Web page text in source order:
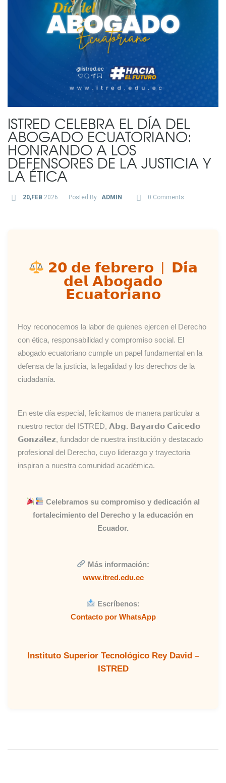
ISTRED CELEBRA EL DÍA DEL
ABOGADO ECUATORIANO:
HONRANDO A LOS
DEFENSORES DE LA JUSTICIA Y
LA ÉTICA
20,FEB 2026 Posted By : ADMIN 0 Comments
𝟮𝟬 𝗱𝗲 𝗳𝗲𝗯𝗿𝗲𝗿𝗼 | 𝗗𝗶́𝗮
𝗱𝗲𝗹 𝗔𝗯𝗼𝗴𝗮𝗱𝗼
𝗘𝗰𝘂𝗮𝘁𝗼𝗿𝗶𝗮𝗻𝗼
Hoy reconocemos la labor de quienes ejercen el Derecho
con ética, responsabilidad y compromiso social. El
abogado ecuatoriano cumple un papel fundamental en la
defensa de la justicia, la legalidad y los derechos de la
ciudadanía.
En este día especial, felicitamos de manera particular a
nuestro rector del ISTRED, 𝗔𝗯𝗴. 𝗕𝗮𝘆𝗮𝗿𝗱𝗼 𝗖𝗮𝗶𝗰𝗲𝗱𝗼
𝗚𝗼𝗻𝘇𝗮́𝗹𝗲𝘇, fundador de nuestra institución y destacado
profesional del Derecho, cuyo liderazgo y trayectoria
inspiran a nuestra comunidad académica.
Celebramos su compromiso y dedicación al
fortalecimiento del Derecho y la educación en
Ecuador.
Más información:
www.itred.edu.ec
Escríbenos:
Contacto por WhatsApp
Instituto Superior Tecnológico Rey David –
ISTRED